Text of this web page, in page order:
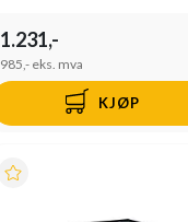
1.231,-
985,- eks. mva
KJØP